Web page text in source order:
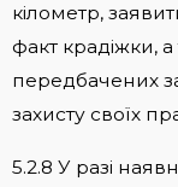
кілометр,
факт крадіжки,
передбачених
захисту своїх
5.2.8 У разі